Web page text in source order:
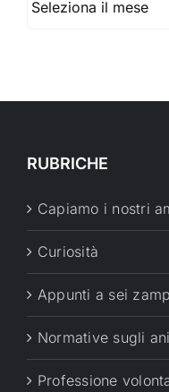
RUBRICHE
Capiamo i nostri
Curiosità
Appunti a sei
Normative sugli
Professione